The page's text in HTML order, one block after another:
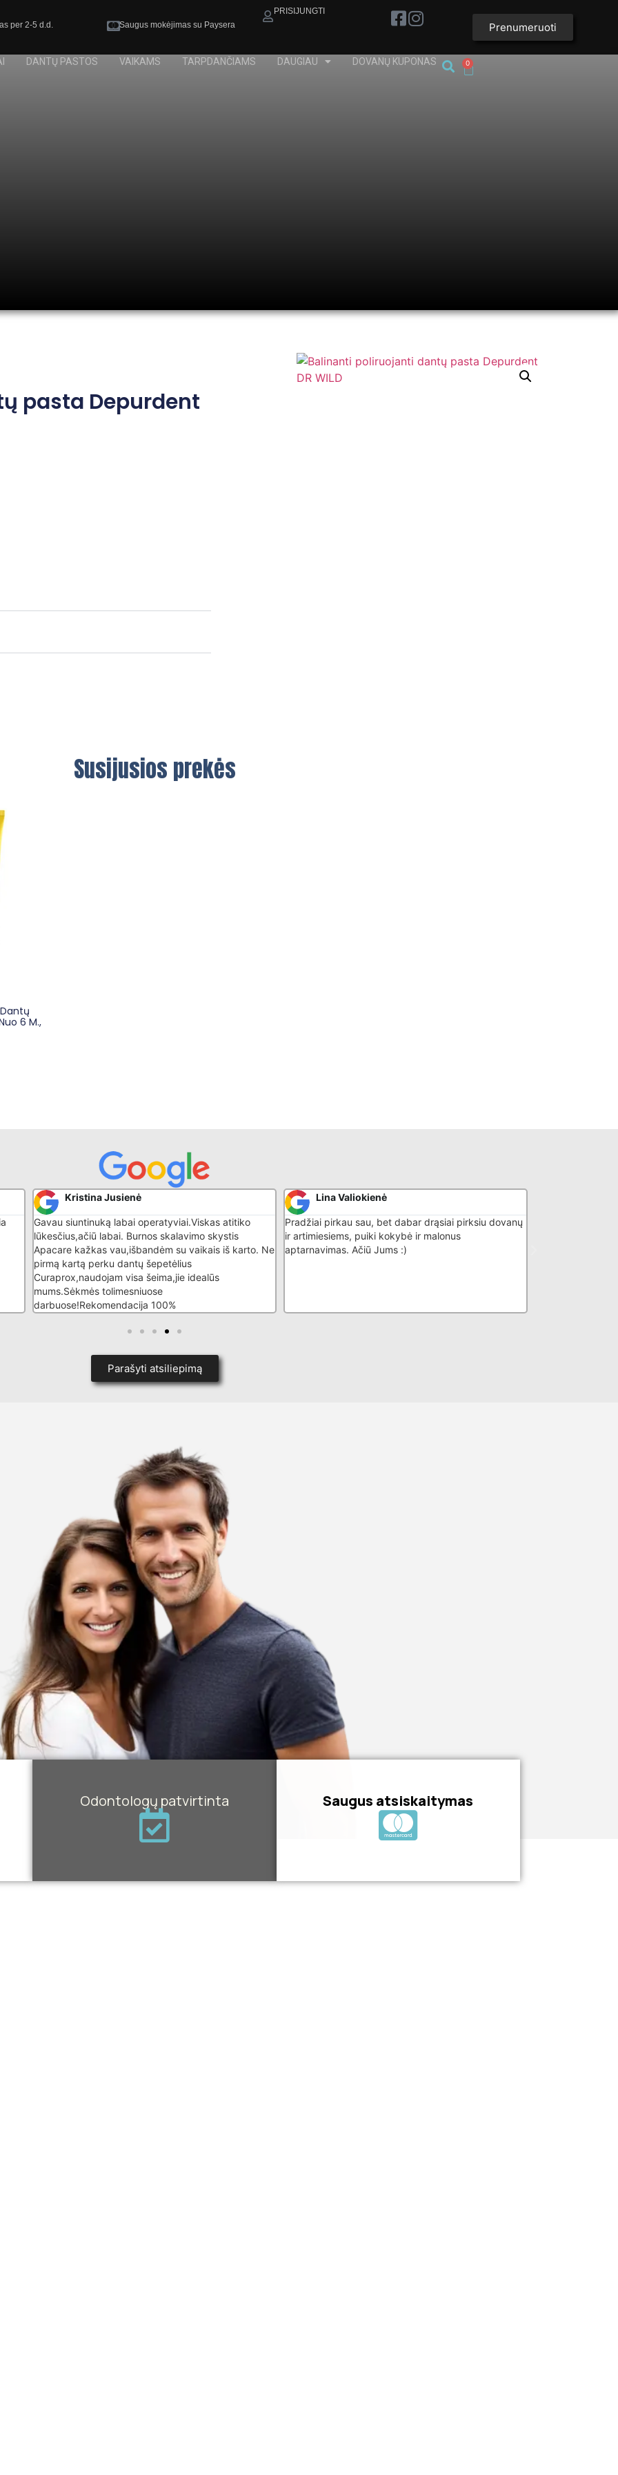
per 2-5 d.d. Saugus mokėjimas su Paysera
PRISIJUNGTI
Prenumeruoti
DANTŲ PASTOS VAIKAMS TARPDANČIAMS DAUGIAU DOVANŲ KUPONAS 0
pasta Depurdent
Susijusios prekės
Dantų
6 M.,
Kristina Jusienė
Gavau siuntinuką labai operatyviai.Viskas atitiko
lūkesčius,ačiū labai. Burnos skalavimo skystis
Apacare kažkas vau,išbandėm su vaikais iš karto. Ne
pirmą kartą perku dantų šepetėlius
Curaprox,naudojam visa šeima,jie idealūs
mums.Sėkmės tolimesniuose
darbuose!Rekomendacija 100%
Lina Valiokienė
Pradžiai pirkau sau, bet dabar drąsiai pirksiu dovanų
ir artimiesiems, puiki kokybė ir malonus
aptarnavimas. Ačiū Jums :)
Parašyti atsiliepimą
Odontologų patvirtinta Saugus atsiskaitymas